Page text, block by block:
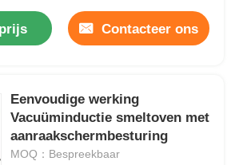
Contacteer ons
Eenvoudige werking
Vacuüminductie smeltoven met
aanraakschermbesturing
MOQ：Bespreekbaar